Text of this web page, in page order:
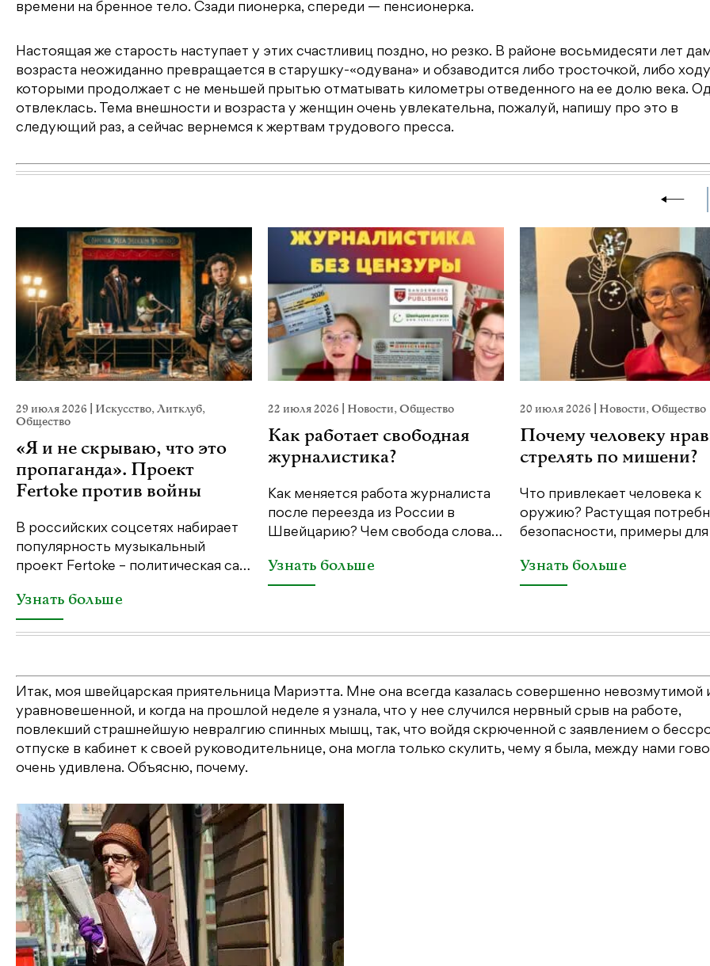
времени на бренное тело. Сзади пионерка, спереди — пенсионерка.
Настоящая же старость наступает у этих счастливиц поздно, но резко. В районе восьмидесяти лет
возраста неожиданно превращается в старушку-«одувана» и обзаводится либо тросточкой, либо
которыми продолжает с не меньшей прытью отматывать километры отведенного на ее долю века.
отвлеклась. Тема внешности и возраста у женщин очень увлекательна, пожалуй, напишу про это в
следующий раз, а сейчас вернемся к жертвам трудового пресса.
29 июля 2026 Искусство,Литклуб,
Общество
«Я и не скрываю, что это
пропаганда». Проект
Fertoke против войны
В российских соцсетях набирает
популярность музыкальный
проект Fertoke – политическая са…
Узнать больше
22 июля 2026 Новости,Общество
Как работает свободная
журналистика?
Как меняется работа журналиста
после переезда из России в
Швейцарию? Чем свобода слова…
Узнать больше
20 июля 2026 Новости,Общество
Почему человеку
стрелять по мишени?
Что привлекает человека к
оружию? Растущая
безопасности, примеры
Узнать больше
Итак, моя швейцарская приятельница Мариэтта. Мне она всегда казалась совершенно невозмутимой
уравновешенной, и когда на прошлой неделе я узнала, что у нее случился нервный срыв на работе,
повлекший страшнейшую невралгию спинных мышц, так, что войдя скрюченной с заявлением о
отпуске в кабинет к своей руководительнице, она могла только скулить, чему я была, между нами
очень удивлена. Объясню, почему.